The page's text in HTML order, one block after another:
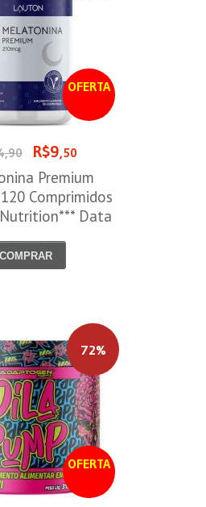
OFERTA
R$9,50
Premium
Comprimidos
Data
COMPRAR
OFERTA
72%